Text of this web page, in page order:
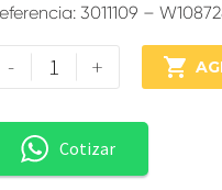
3011109 –
- + 
Cotizar